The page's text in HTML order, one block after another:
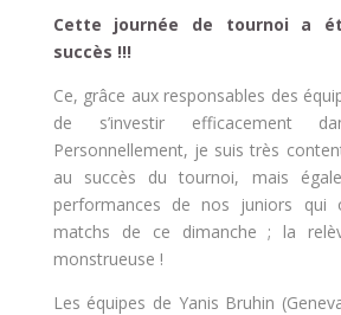
Cette journée de tournoi a
succès !!!
Ce, grâce aux responsables des
de s’investir efficacement
Personnellement, je suis très
au succès du tournoi, mais
performances de nos juniors qui
matchs de ce dimanche ; la
monstrueuse !
Les équipes de Yanis Bruhin